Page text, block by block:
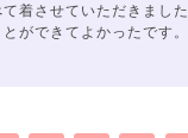
着させていただきまし
ができてよかったです